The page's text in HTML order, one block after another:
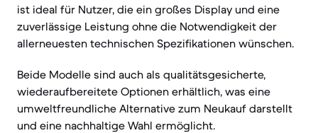
ist ideal für Nutzer, die ein großes Display und eine
zuverlässige Leistung ohne die Notwendigkeit der
allerneuesten technischen Spezifikationen wünschen.
Beide Modelle sind auch als qualitätsgesicherte,
wiederaufbereitete Optionen erhältlich, was eine
umweltfreundliche Alternative zum Neukauf darstellt
und eine nachhaltige Wahl ermöglicht.